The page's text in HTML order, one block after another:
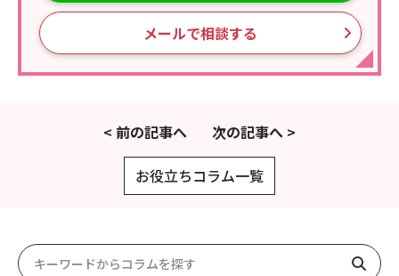
メールで相談する
< 前の記事へ 次の記事へ >
お役立ちコラム一覧